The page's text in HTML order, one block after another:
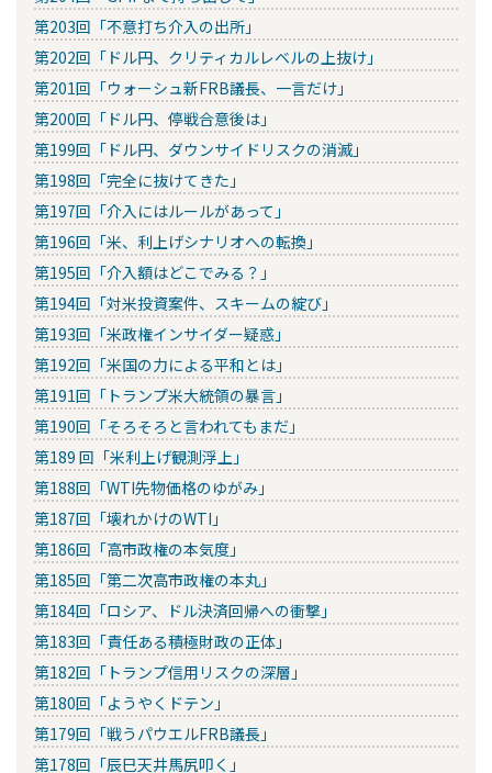
第203回「不意打ち介入の出所」
第202回「ドル円、クリティカルレベルの上抜け」
第201回「ウォーシュ新FRB議長、一言だけ」
第200回「ドル円、停戦合意後は」
第199回「ドル円、ダウンサイドリスクの消滅」
第198回「完全に抜けてきた」
第197回「介入にはルールがあって」
第196回「米、利上げシナリオへの転換」
第195回「介入額はどこでみる？」
第194回「対米投資案件、スキームの綻び」
第193回「米政権インサイダー疑惑」
第192回「米国の力による平和とは」
第191回「トランプ米大統領の暴言」
第190回「そろそろと言われてもまだ」
第189 回「米利上げ観測浮上」
第188回「WTI先物価格のゆがみ」
第187回「壊れかけのWTI」
第186回「高市政権の本気度」
第185回「第二次高市政権の本丸」
第184回「ロシア、ドル決済回帰への衝撃」
第183回「責任ある積極財政の正体」
第182回「トランプ信用リスクの深層」
第180回「ようやくドテン」
第179回「戦うパウエルFRB議長」
第178回「辰巳天井馬尻叩く」